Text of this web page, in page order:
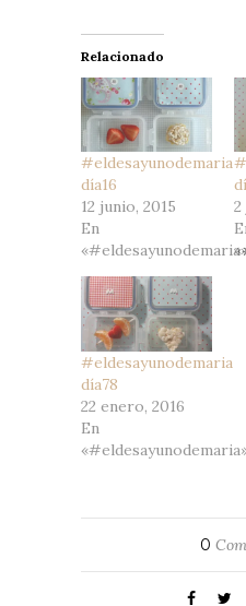
Relacionado
#eldesayunodemaria
día16
12 junio, 2015
En
2
#eldesayunodemaria
día78
22 enero, 2016
En
0